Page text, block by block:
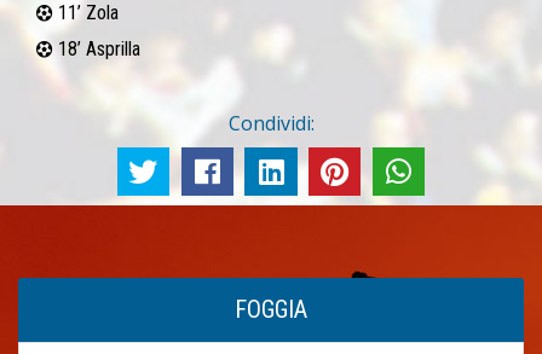
11’ Zola
18’ Asprilla
Condividi:
FOGGIA